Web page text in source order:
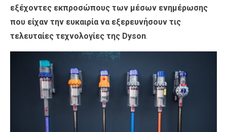
εξέχοντες εκπροσώπους των μέσων ενημέρωσης
που είχαν την ευκαιρία να εξερευνήσουν τις
τελευταίες τεχνολογίες της Dyson.